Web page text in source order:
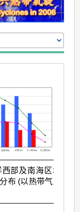
部及南海区域的热
布 (以热带气旋在该